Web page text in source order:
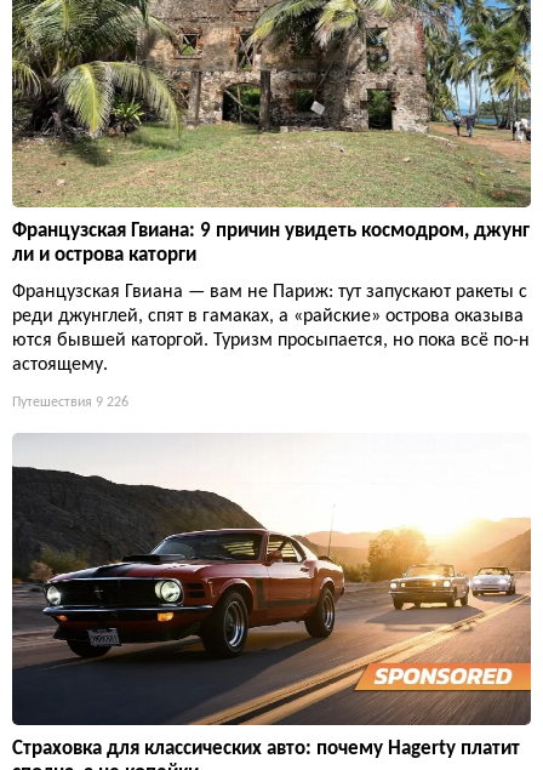
Французская Гвиана: 9 причин увидеть космодром, джунг
ли и острова каторги
Французская Гвиана — вам не Париж: тут запускают ракеты с
реди джунглей, спят в гамаках, а «райские» острова оказыва
ются бывшей каторгой. Туризм просыпается, но пока всё по-н
астоящему.
Путешествия 9 226
Страховка для классических авто: почему Hagerty платит